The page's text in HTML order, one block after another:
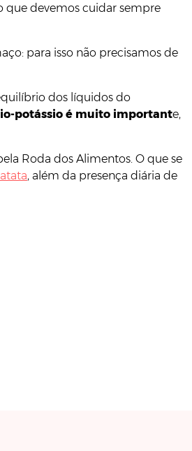
que devemos cuidar sempre
para isso não precisamos de
dos líquidos do
potássio é muito importante,
Roda dos Alimentos. O que se
, além da presença diária de